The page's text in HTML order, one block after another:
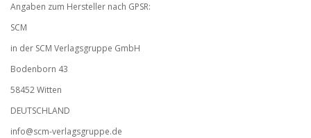
Angaben zum Hersteller nach GPSR:
SCM
in der SCM Verlagsgruppe GmbH
Bodenborn 43
58452 Witten
DEUTSCHLAND
info@scm-verlagsgruppe.de